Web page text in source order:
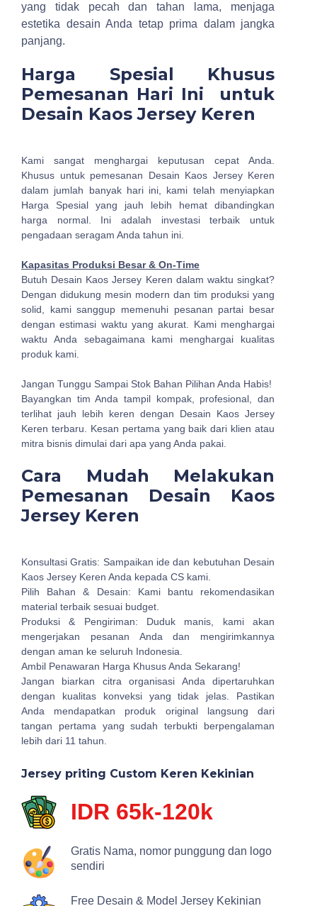
yang tidak pecah dan tahan lama, menjaga
estetika desain Anda tetap prima dalam jangka
panjang.
Harga Spesial Khusus
Pemesanan Hari Ini untuk
Desain Kaos Jersey Keren
Kami sangat menghargai keputusan cepat Anda.
Khusus untuk pemesanan Desain Kaos Jersey Keren
dalam jumlah banyak hari ini, kami telah menyiapkan
Harga Spesial yang jauh lebih hemat dibandingkan
harga normal. Ini adalah investasi terbaik untuk
pengadaan seragam Anda tahun ini.
Kapasitas Produksi Besar & On-Time
Butuh Desain Kaos Jersey Keren dalam waktu singkat?
Dengan didukung mesin modern dan tim produksi yang
solid, kami sanggup memenuhi pesanan partai besar
dengan estimasi waktu yang akurat. Kami menghargai
waktu Anda sebagaimana kami menghargai kualitas
produk kami.
Jangan Tunggu Sampai Stok Bahan Pilihan Anda Habis!
Bayangkan tim Anda tampil kompak, profesional, dan
terlihat jauh lebih keren dengan Desain Kaos Jersey
Keren terbaru. Kesan pertama yang baik dari klien atau
mitra bisnis dimulai dari apa yang Anda pakai.
Cara Mudah Melakukan
Pemesanan Desain Kaos
Jersey Keren
Konsultasi Gratis: Sampaikan ide dan kebutuhan Desain
Kaos Jersey Keren Anda kepada CS kami.
Pilih Bahan & Desain: Kami bantu rekomendasikan
material terbaik sesuai budget.
Produksi & Pengiriman: Duduk manis, kami akan
mengerjakan pesanan Anda dan mengirimkannya
dengan aman ke seluruh Indonesia.
Ambil Penawaran Harga Khusus Anda Sekarang!
Jangan biarkan citra organisasi Anda dipertaruhkan
dengan kualitas konveksi yang tidak jelas. Pastikan
Anda mendapatkan produk original langsung dari
tangan pertama yang sudah terbukti berpengalaman
lebih dari 11 tahun.
Jersey priting Custom Keren Kekinian
IDR 65k-120k
Gratis Nama, nomor punggung dan logo
sendiri
Free Desain & Model Jersey Kekinian